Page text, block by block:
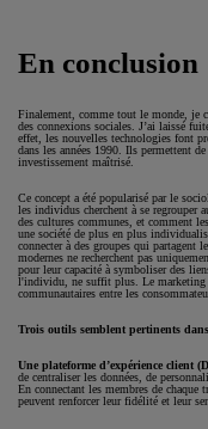
En conclusion
Finalement, comme tout le monde, je
des connexions sociales. J’ai laissé
effet, les nouvelles technologies font
dans les années 1990. Ils permettent
investissement maîtrisé.
Ce concept a été popularisé par le
les individus cherchent à se regrouper
des cultures communes, et comment
une société de plus en plus
connecter à des groupes qui partagent
modernes ne recherchent pas
pour leur capacité à symboliser des
l'individu, ne suffit plus. Le marketing
communautaires entre les
Trois outils semblent pertinents
Une plateforme d’expérience client
de centraliser les données, de
En connectant les membres de chaque
peuvent renforcer leur fidélité et leur